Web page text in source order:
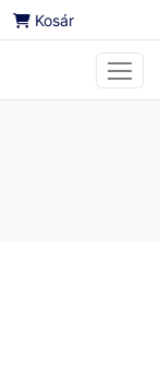
Kosár